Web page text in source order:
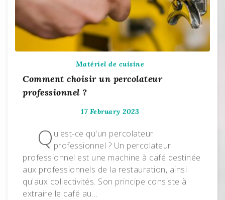
Matériel de cuisine
Comment choisir un percolateur
professionnel ?
17 February 2023
Q u'est-ce qu'un percolateur
professionnel ? Un percolateur
professionnel est une machine à café destinée
aux professionnels de la restauration, ainsi
qu'aux collectivités. Son principe consiste à
extraire le café au…